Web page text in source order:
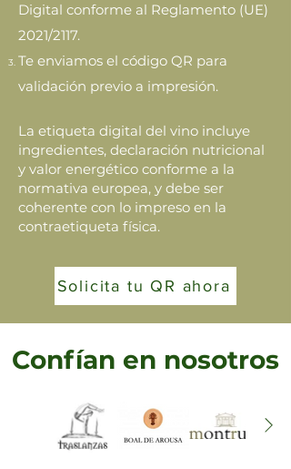
Digital conforme al Reglamento (UE)
2021/2117.
Te enviamos el código QR para
validación previo a impresión.
La etiqueta digital del vino incluye
ingredientes, declaración nutricional
y valor energético conforme a la
normativa europea, y debe ser
coherente con lo impreso en la
contraetiqueta física.
Solicita tu QR ahora
Confían en nosotros